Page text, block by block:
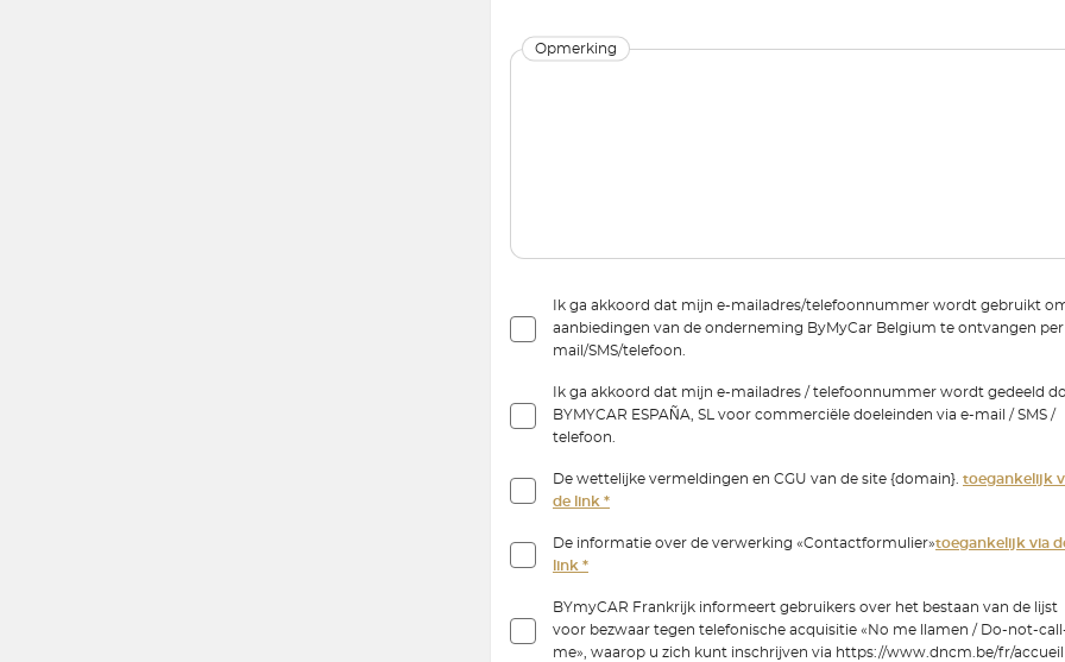
Opmerking
Ik ga akkoord dat mijn e-mailadres/telefoonnummer wordt gebruikt
aanbiedingen van de onderneming ByMyCar Belgium te ontvangen per
mail/SMS/telefoon.
Ik ga akkoord dat mijn e-mailadres / telefoonnummer wordt gedeeld
BYMYCAR ESPAÑA, SL voor commerciële doeleinden via e-mail / SMS /
telefoon.
De wettelijke vermeldingen en CGU van de site {domain}. toegankelijk
de link *
De informatie over de verwerking «Contactformulier»toegankelijk via
link *
BYmyCAR Frankrijk informeert gebruikers over het bestaan van de lijst
voor bezwaar tegen telefonische acquisitie «No me llamen / Do-not-
me», waarop u zich kunt inschrijven via https://www.dncm.be/fr/accueil